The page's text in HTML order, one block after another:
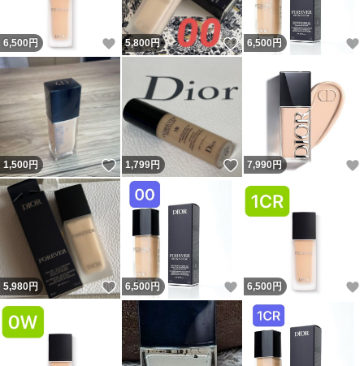
6,500 円 いいね！
5,800円 いいね！
6,500 円
1,500円 いいね！
1,799円 いいね！
7,990円
5,980円 いいね！
6,500 円 いいね！
6,500 円